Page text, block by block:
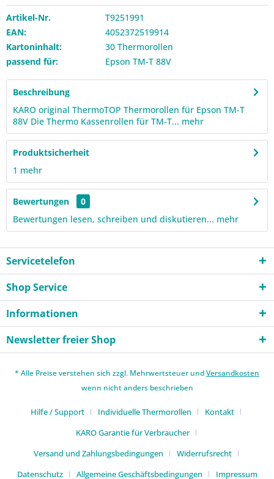
Artikel-Nr.
T9251991
EAN:
4052372519914
Kartoninhalt:
30 Thermorollen
passend für:
Epson TM-T 88V
Beschreibung
KARO original ThermoTOP Thermorollen für Epson TM-T
88V Die Thermo Kassenrollen für TM-T... mehr
Produktsicherheit
1 mehr
Bewertungen
0
Bewertungen lesen, schreiben und diskutieren... mehr
Servicetelefon
Shop Service
Informationen
Newsletter freier Shop
* Alle Preise verstehen sich zzgl. Mehrwertsteuer undVersandkosten
wenn nicht anders beschrieben
Hilfe / Support Individuelle Thermorollen
Kontakt
KARO Garantie für Verbraucher
Versand und Zahlungsbedingungen
Widerrufsrecht
Datenschutz
Allgemeine Geschäftsbedingungen Impressum